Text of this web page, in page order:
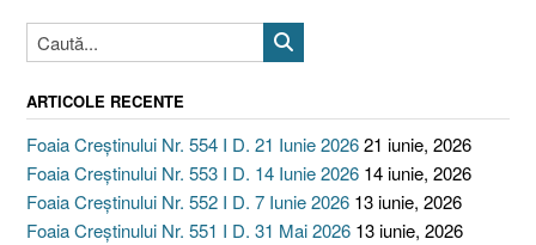
ARTICOLE RECENTE
Foaia Creștinului Nr. 554 I D. 21 Iunie 202621 iunie, 2026
Foaia Creștinului Nr. 553 I D. 14 Iunie 2026 14 iunie, 2026
Foaia Creștinului Nr. 552 I D. 7 Iunie 2026 13 iunie, 2026
Foaia Creștinului Nr. 551 I D. 31 Mai 2026 13 iunie, 2026